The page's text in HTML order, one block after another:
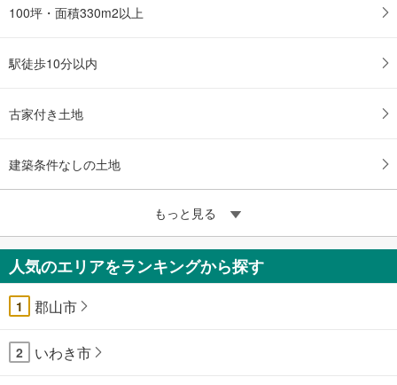
100坪・面積330m2以上
駅徒歩10分以内
古家付き土地
建築条件なしの土地
もっと見る
人気のエリアをランキングから探す
1 郡山市
2 いわき市